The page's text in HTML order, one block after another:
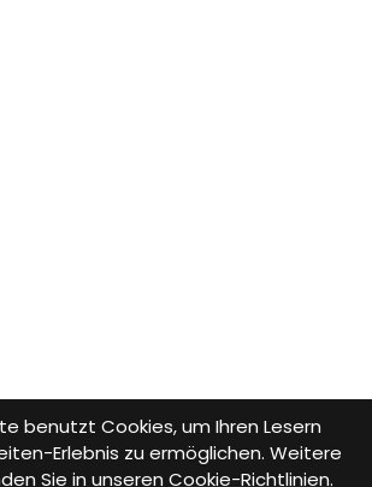
benutzt Cookies, um Ihren Lesern
Erlebnis zu ermöglichen. Weitere
Sie in unseren Cookie-Richtlinien.